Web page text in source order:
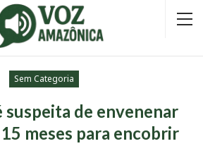
Sem Categoria
suspeita de envenenar
meses para encobrir